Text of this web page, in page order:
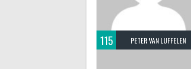
115 PETER VAN LUFFELEN